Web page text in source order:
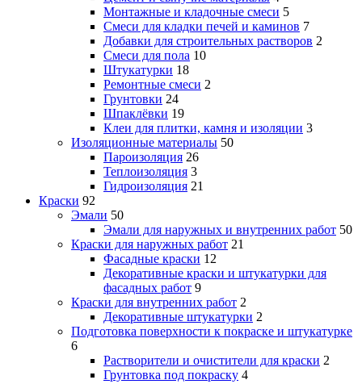
Монтажные и кладочные смеси 5
Смеси для кладки печей и каминов 7
Добавки для строительных растворов 2
Смеси для пола 10
Штукатурки 18
Ремонтные смеси 2
Грунтовки 24
Шпаклёвки 19
Клеи для плитки, камня и изоляции 3
Изоляционные материалы 50
Пароизоляция 26
Теплоизоляция 3
Гидроизоляция 21
Краски 92
Эмали 50
Эмали для наружных и внутренних работ 50
Краски для наружных работ 21
Фасадные краски 12
Декоративные краски и штукатурки для
фасадных работ 9
Краски для внутренних работ 2
Декоративные штукатурки 2
Подготовка поверхности к покраске и штукатурке
6
Растворители и очистители для краски 2
Грунтовка под покраску 4